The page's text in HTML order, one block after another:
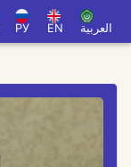
РУ EN العربية